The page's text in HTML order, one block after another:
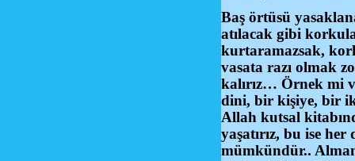
Baş örtüsü
atılacak gibi
kurtaramazsak,
vasata razı olmak
kalırız… Örnek mi
dini, bir kişiye, bir
Allah kutsal
yaşatırız, bu ise
mümkündür..